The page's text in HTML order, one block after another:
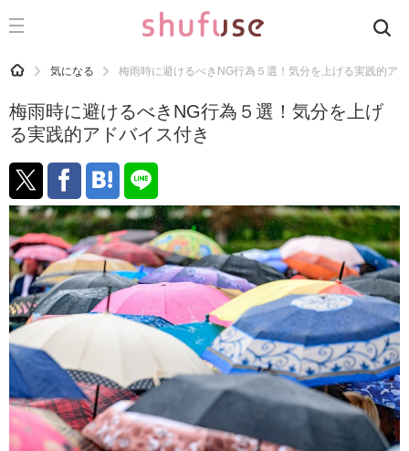
CATEGORY 記事カテゴリ
運気
洗濯
生活の知恵
お金
掃除
マナー
趣味
食材辞典
おすすめ
HOME 気になる 梅雨時に避けるべきNG行為５選！気分を上げる実践的ア
梅雨時に避けるべきNG行為５選！気分を上げ
る実践的アドバイス付き